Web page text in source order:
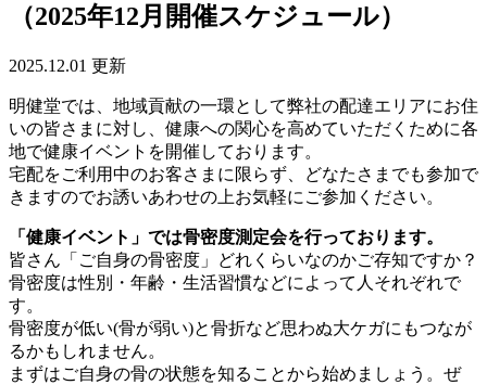
（2025年12月開催スケジュール）
2025.12.01 更新
明健堂では、地域貢献の一環として弊社の配達エリアにお住
いの皆さまに対し、健康への関心を高めていただくために各
地で健康イベントを開催しております。
宅配をご利用中のお客さまに限らず、どなたさまでも参加で
きますのでお誘いあわせの上お気軽にご参加ください。
「健康イベント」では骨密度測定会を行っております。
皆さん「ご自身の骨密度」どれくらいなのかご存知ですか？
骨密度は性別・年齢・生活習慣などによって人それぞれで
す。
骨密度が低い(骨が弱い)と骨折など思わぬ大ケガにもつなが
るかもしれません。
まずはご自身の骨の状態を知ることから始めましょう。ぜ